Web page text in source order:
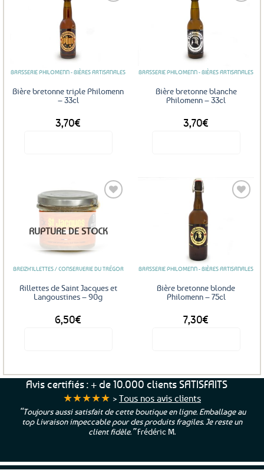
BRASSERIE PHILOMENN - BIÈRES ARTISANALES
Bière bretonne triple Philomenn
– 33cl
3,70€
BRASSERIE PHILOMENN - BIÈRES ARTISANALES
Bière bretonne blanche
Philomenn – 33cl
3,70€
Ajouter
aux
RUPTURE DE STOCK
BREIZH'ILLETTES / CONSERVERIE DU TRÉGOR
Rillettes de Saint Jacques et
Langoustines – 90g
6,50€
BRASSERIE PHILOMENN - BIÈRES ARTISANALES
Bière bretonne blonde
Philomenn – 75cl
7,30€
Avis certifiés : + de 10.000 clients SATISFAITS
★★★★★ > Tous nos avis clients
“Toujours aussi satisfait de cette boutique en ligne. Emballage au
top Livraison impeccable pour des produits fragiles. Je reste un
client fidèle.”Frédéric M.